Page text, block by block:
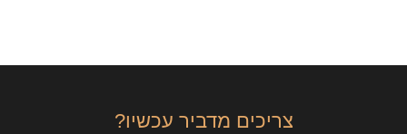
צריכים מדביר עכשיו?